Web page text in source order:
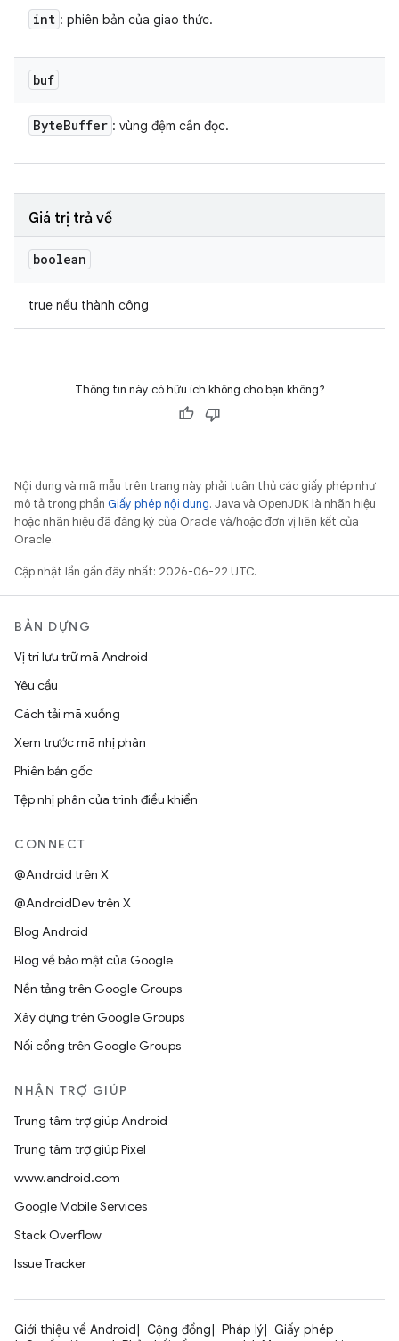
int : phiên bản của giao thức.
buf
ByteBuffer : vùng đệm cần đọc.
Giá trị trả về
boolean
true nếu thành công
Thông tin này có hữu ích không cho bạn không?
Nội dung và mã mẫu trên trang này phải tuân thủ các giấy phép như
mô tả trong phần Giấy phép nội dung. Java và OpenJDK là nhãn hiệu
hoặc nhãn hiệu đã đăng ký của Oracle và/hoặc đơn vị liên kết của
Oracle.
Cập nhật lần gần đây nhất: 2026-06-22 UTC.
BẢN DỰNG
Vị trí lưu trữ mã Android
Yêu cầu
Cách tải mã xuống
Xem trước mã nhị phân
Phiên bản gốc
Tệp nhị phân của trình điều khiển
CONNECT
@Android trên X
@AndroidDev trên X
Blog Android
Blog về bảo mật của Google
Nền tảng trên Google Groups
Xây dựng trên Google Groups
Nối cổng trên Google Groups
NHẬN TRỢ GIÚP
Trung tâm trợ giúp Android
Trung tâm trợ giúp Pixel
www.android.com
Google Mobile Services
Stack Overflow
Issue Tracker
Giới thiệu về Android Cộng đồng Pháp lý
Giấy phép